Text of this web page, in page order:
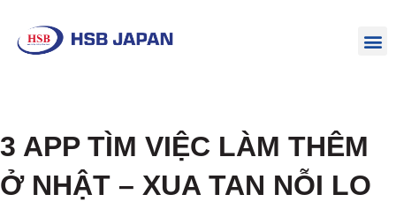
3 APP TÌM VIỆC LÀM THÊM
Ở NHẬT – XUA TAN NỖI LO